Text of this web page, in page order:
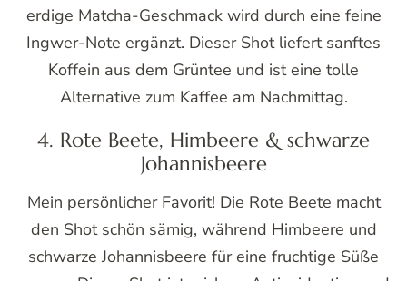
erdige Matcha-Geschmack wird durch eine feine
Ingwer-Note ergänzt. Dieser Shot liefert sanftes
Koffein aus dem Grüntee und ist eine tolle
Alternative zum Kaffee am Nachmittag.
4. Rote Beete, Himbeere & schwarze
Johannisbeere
Mein persönlicher Favorit! Die Rote Beete macht
den Shot schön sämig, während Himbeere und
schwarze Johannisbeere für eine fruchtige Süße